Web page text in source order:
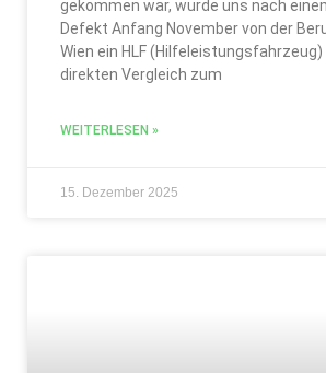
gekommen war, wurde uns nach
Defekt Anfang November von der
Wien ein HLF
direkten Vergleich zum
WEITERLESEN »
15. Dezember 2025